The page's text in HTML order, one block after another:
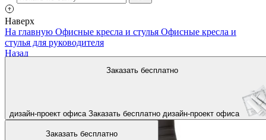
Наверх
Заказать бесплатно
дизайн-проект офиса Заказать бесплатно дизайн-проект офиса
Заказать бесплатно
На главную Офисные кресла и стулья Офисные кресла и
стулья для руководителя
Назад